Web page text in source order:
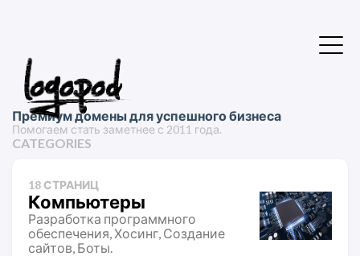
Премиум домены для успешного бизнеса
Помогаем стать заметнее с 2011 года.
CATEGORIES
18 СТРАНИЦ
Компьютеры
Разработка программного
обеспечения, Хосинг, Создание
сайтов, Боты.